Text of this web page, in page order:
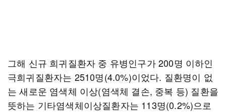
그해 신규 희귀질환자 중 유병인구가 200명 이하인
극희귀질환자는 2510명(4.0%)이었다. 질환명이 없
는 새로운 염색체 이상(염색체 결손, 중복 등) 질환을
뜻하는 기타염색체이상질환자는 113명(0.2%)으로